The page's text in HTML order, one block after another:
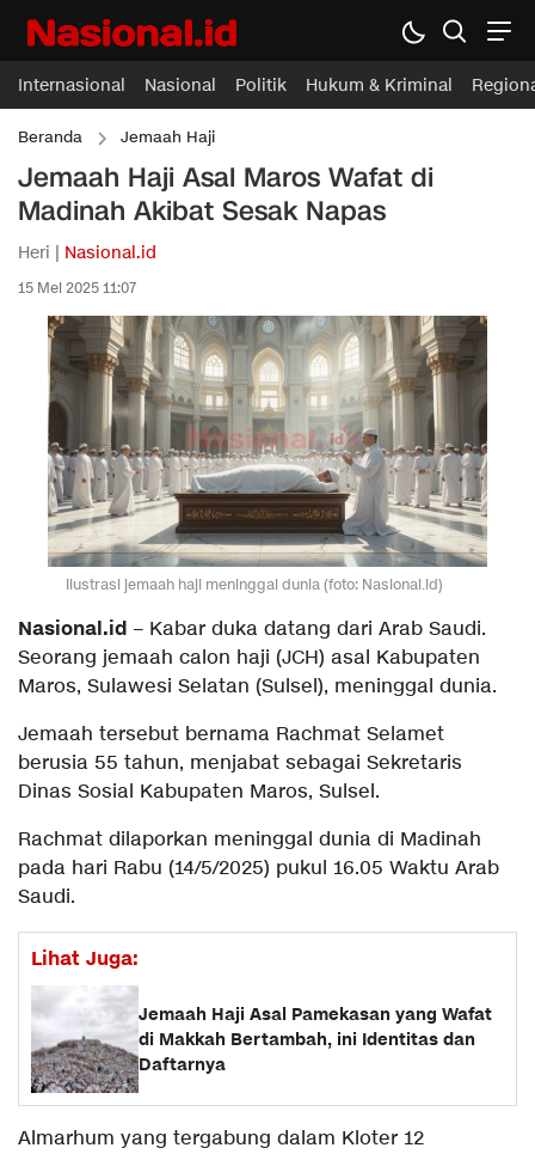
Internasional Nasional Politik Hukum & Kriminal
Beranda Jemaah Haji
Jemaah Haji Asal Maros Wafat di
Madinah Akibat Sesak Napas
Heri | Nasional.id
15 Mei 2025 11:07
Ilustrasi jemaah haji meninggal dunia (foto: Nasional.id)
Nasional.id – Kabar duka datang dari Arab Saudi.
Seorang jemaah calon haji (JCH) asal Kabupaten
Maros, Sulawesi Selatan (Sulsel), meninggal dunia.
Jemaah tersebut bernama Rachmat Selamet
berusia 55 tahun, menjabat sebagai Sekretaris
Dinas Sosial Kabupaten Maros, Sulsel.
Rachmat dilaporkan meninggal dunia di Madinah
pada hari Rabu (14/5/2025) pukul 16.05 Waktu Arab
Saudi.
Lihat Juga:
Jemaah Haji Asal Pamekasan yang Wafat
di Makkah Bertambah, ini Identitas dan
Daftarnya
Almarhum yang tergabung dalam Kloter 12